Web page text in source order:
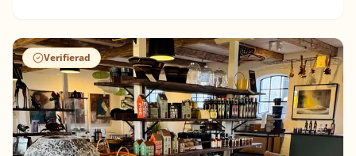
Verifierad